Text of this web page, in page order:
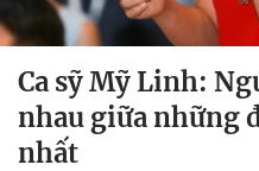
Ca sỹ Mỹ Linh:
nhau giữa những
nhất